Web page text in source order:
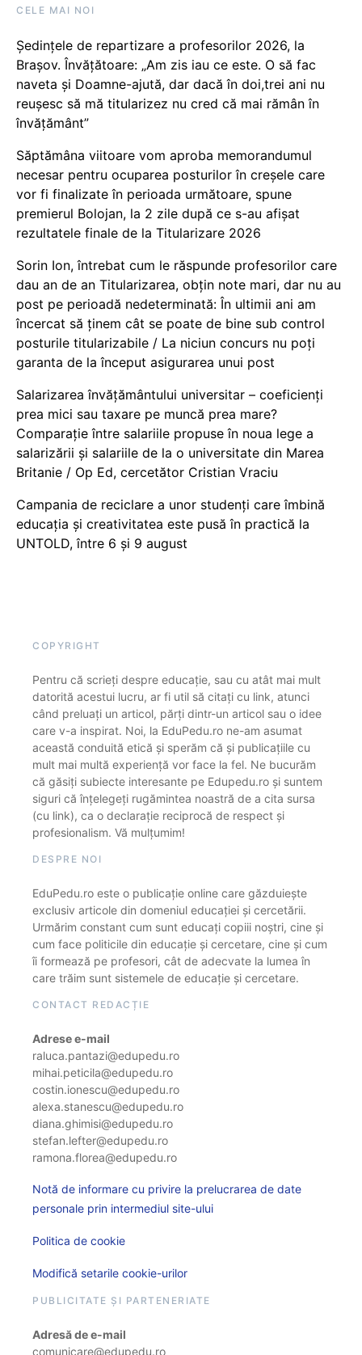
CELE MAI NOI
Ședințele de repartizare a profesorilor 2026, la
Brașov. Învățătoare: „Am zis iau ce este. O să fac
naveta și Doamne-ajută, dar dacă în doi,trei ani nu
reușesc să mă titularizez nu cred că mai rămân în
învățământ”
Săptămâna viitoare vom aproba memorandumul
necesar pentru ocuparea posturilor în creșele care
vor fi finalizate în perioada următoare, spune
premierul Bolojan, la 2 zile după ce s-au afișat
rezultatele finale de la Titularizare 2026
Sorin Ion, întrebat cum le răspunde profesorilor care
dau an de an Titularizarea, obțin note mari, dar nu au
post pe perioadă nedeterminată: În ultimii ani am
încercat să ținem cât se poate de bine sub control
posturile titularizabile / La niciun concurs nu poți
garanta de la început asigurarea unui post
Salarizarea învățământului universitar – coeficienți
prea mici sau taxare pe muncă prea mare?
Comparație între salariile propuse în noua lege a
salarizării și salariile de la o universitate din Marea
Britanie / Op Ed, cercetător Cristian Vraciu
Campania de reciclare a unor studenți care îmbină
educația și creativitatea este pusă în practică la
UNTOLD, între 6 și 9 august
COPYRIGHT
Pentru că scrieți despre educație, sau cu atât mai mult
datorită acestui lucru, ar fi util să citați cu link, atunci
când preluați un articol, părți dintr-un articol sau o idee
care v-a inspirat. Noi, la EduPedu.ro ne-am asumat
această conduită etică și sperăm că și publicațiile cu
mult mai multă experiență vor face la fel. Ne bucurăm
că găsiți subiecte interesante pe Edupedu.ro și suntem
siguri că înțelegeți rugămintea noastră de a cita sursa
(cu link), ca o declarație reciprocă de respect și
profesionalism. Vă mulțumim!
DESPRE NOI
EduPedu.ro este o publicație online care găzduiește
exclusiv articole din domeniul educației și cercetării.
Urmărim constant cum sunt educați copiii noștri, cine și
cum face politicile din educație și cercetare, cine și cum
îi formează pe profesori, cât de adecvate la lumea în
care trăim sunt sistemele de educație și cercetare.
CONTACT REDACȚIE
Adrese e-mail
raluca.pantazi@edupedu.ro
mihai.peticila@edupedu.ro
costin.ionescu@edupedu.ro
alexa.stanescu@edupedu.ro
diana.ghimisi@edupedu.ro
stefan.lefter@edupedu.ro
ramona.florea@edupedu.ro
Notă de informare cu privire la prelucrarea de date
personale prin intermediul site-ului
Politica de cookie
Modifică setarile cookie-urilor
PUBLICITATE ȘI PARTENERIATE
Adresă de e-mail
comunicare@edupedu.ro